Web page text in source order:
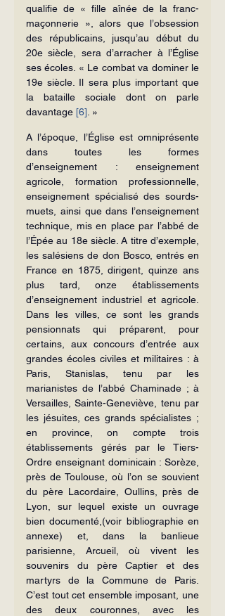
qualifie de « fille aînée de la franc-
maçonnerie », alors que l’obsession
des républicains, jusqu’au début du
20e siècle, sera d’arracher à l’Église
ses écoles. « Le combat va dominer le
19e siècle. Il sera plus important que
la bataille sociale dont on parle
davantage [6] . »
A l’époque, l’Église est omniprésente
dans toutes les formes
d’enseignement : enseignement
agricole, formation professionnelle,
enseignement spécialisé des sourds-
muets, ainsi que dans l’enseignement
technique, mis en place par l’abbé de
l’Épée au 18e siècle. A titre d’exemple,
les salésiens de don Bosco, entrés en
France en 1875, dirigent, quinze ans
plus tard, onze établissements
d’enseignement industriel et agricole.
Dans les villes, ce sont les grands
pensionnats qui préparent, pour
certains, aux concours d’entrée aux
grandes écoles civiles et militaires : à
Paris, Stanislas, tenu par les
marianistes de l’abbé Chaminade ; à
Versailles, Sainte-Geneviève, tenu par
les jésuites, ces grands spécialistes ;
en province, on compte trois
établissements gérés par le Tiers-
Ordre enseignant dominicain : Sorèze,
près de Toulouse, où l’on se souvient
du père Lacordaire, Oullins, près de
Lyon, sur lequel existe un ouvrage
bien documenté,(voir bibliographie en
annexe) et, dans la banlieue
parisienne, Arcueil, où vivent les
souvenirs du père Captier et des
martyrs de la Commune de Paris.
C’est tout cet ensemble imposant, une
des deux couronnes, avec les